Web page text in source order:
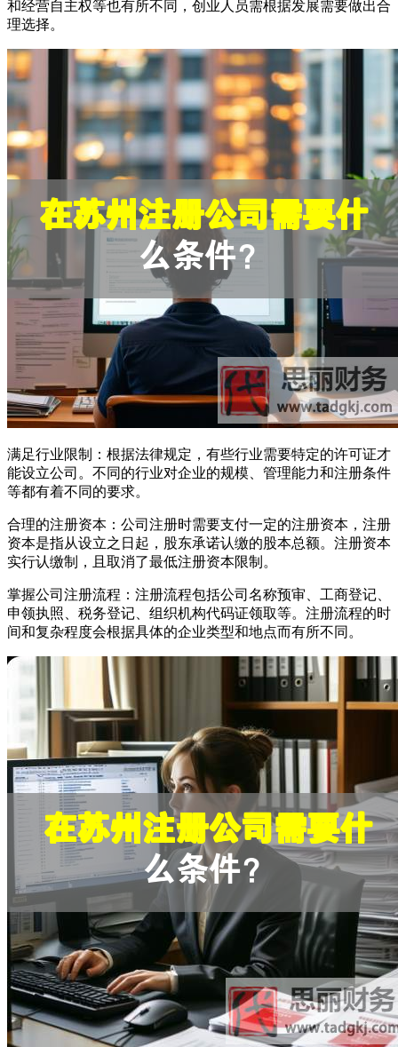
和经营自主权等也有所不同，创业人员需根据发展需要做出合
理选择。
满足行业限制：根据法律规定，有些行业需要特定的许可证才
能设立公司。不同的行业对企业的规模、管理能力和注册条件
等都有着不同的要求。
合理的注册资本：公司注册时需要支付一定的注册资本，注册
资本是指从设立之日起，股东承诺认缴的股本总额。注册资本
实行认缴制，且取消了最低注册资本限制。
掌握公司注册流程：注册流程包括公司名称预审、工商登记、
申领执照、税务登记、组织机构代码证领取等。注册流程的时
间和复杂程度会根据具体的企业类型和地点而有所不同。